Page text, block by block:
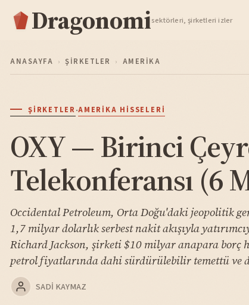
Dragonomisektörleri, şirketleri izler
TAKIP ET
ANASAYFA › ŞIRKETLER › AMERIKA
ŞIRKETLER·AMERIKA HISSELERI
OXY — Birinci
Telekonferansı (6
Occidental Petroleum, Orta Doğu'daki jeopolitik
1,7 milyar dolarlık serbest nakit akışıyla
Richard Jackson, şirketi $10 milyar anapara borç
petrol fiyatlarında dahi sürdürülebilir temettü ve
SADI KAYMAZ